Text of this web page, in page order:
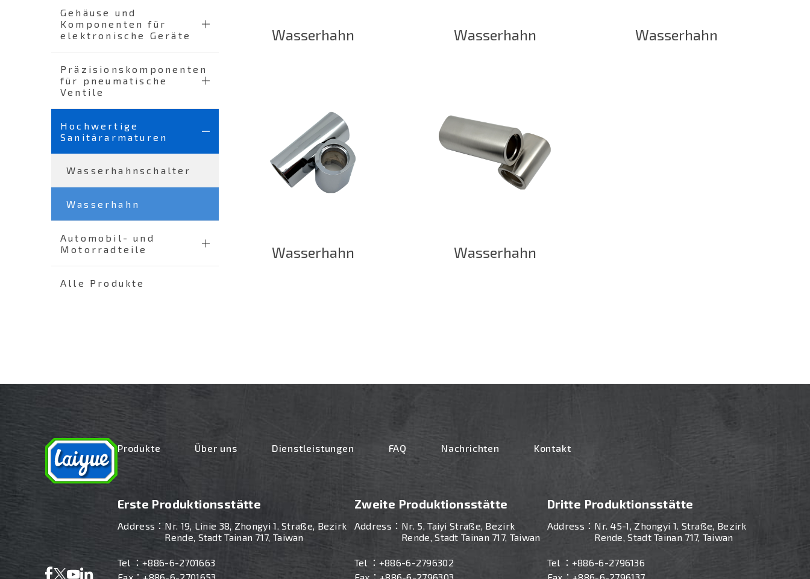
Gehäuse und
Komponenten für
elektronische Geräte
Präzisionskomponenten
für pneumatische
Ventile
Hochwertige
Sanitärarmaturen
Wasserhahnschalter
Wasserhahn
Automobil- und
Motorradteile
Alle Produkte
Wasserhahn Wasserhahn Wasserhahn
Wasserhahn Wasserhahn
Produkte Über uns Dienstleistungen FAQ Nachrichten Kontakt
Erste Produktionsstätte
Address： Nr. 19, Linie 38, Zhongyi 1. Straße, Bezirk
Rende, Stadt Tainan 717, Taiwan
Tel ： +886-6-2701663
Zweite Produktionsstätte
Address： Nr. 5, Taiyi Straße, Bezirk
Rende, Stadt Tainan 717, Taiwan
Tel ： +886-6-2796302
Dritte Produktionsstätte
Address： Nr. 45-1, Zhongyi 1. Straße, Bezirk
Rende, Stadt Tainan 717, Taiwan
Tel ： +886-6-2796136